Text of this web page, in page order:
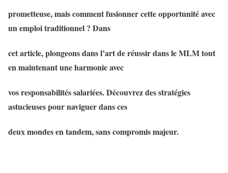
prometteuse, mais comment fusionner cette opportunité avec
un emploi traditionnel ? Dans
cet article, plongeons dans l’art de réussir dans le MLM tout
en maintenant une harmonie avec
vos responsabilités salariées. Découvrez des stratégies
astucieuses pour naviguer dans ces
deux mondes en tandem, sans compromis majeur.